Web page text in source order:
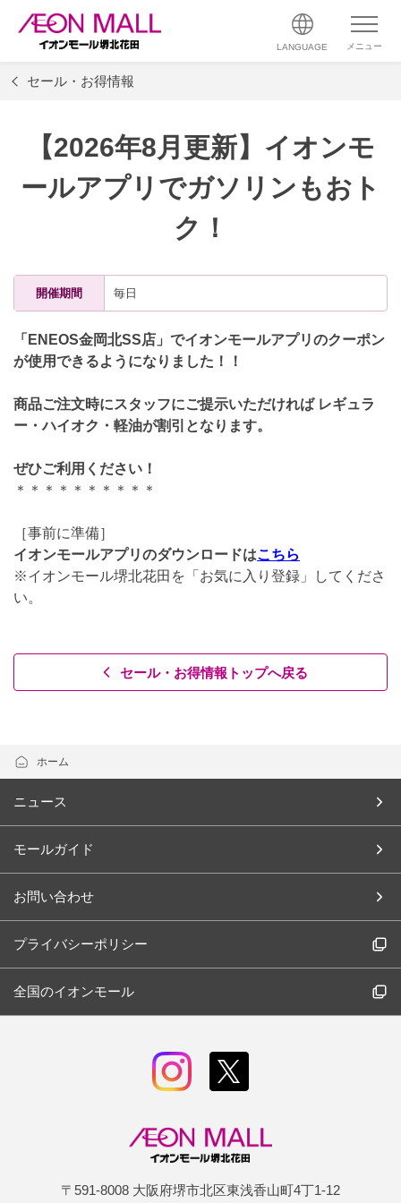
LANGUAGE メニュー
セール・お得情報
【2026年8月更新】イオンモ
ールアプリでガソリンもおト
ク！
開催期間 毎日
「ENEOS金岡北SS店」でイオンモールアプリのクーポン
が使用できるようになりました！！
商品ご注文時にスタッフにご提示いただければ レギュラ
ー・ハイオク・軽油が割引 となります。
ぜひご利用ください！
＊＊＊＊＊＊＊＊＊＊
［事前に準備］
イオンモールアプリのダウンロードはこちら
※イオンモール堺北花田を「お気に入り登録」してくださ
い。
セール・お得情報トップへ戻る
ホーム
ニュース
モールガイド
お問い合わせ
プライバシーポリシー
全国のイオンモール
〒591-8008 大阪府堺市北区東浅香山町4丁1-12